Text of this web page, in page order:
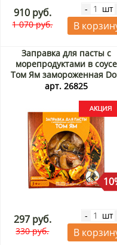
910 руб.
1 070 руб.
- шт
В
Заправка для пасты с
морепродуктами в соусе
Том Ям замороженная
Kreveton, 200 г Акция
арт. 26825
297 руб.
330 руб.
- шт
В